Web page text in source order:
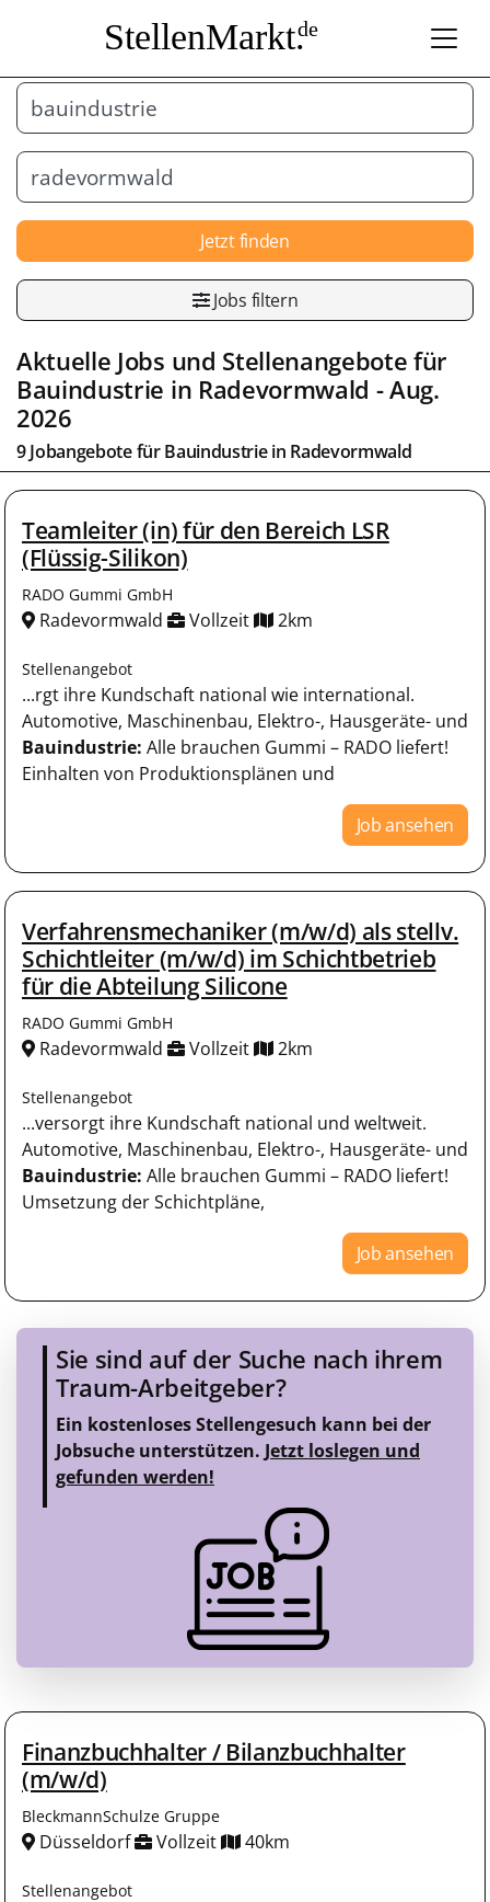
StellenMarkt.de
Jetzt finden
Jobs filtern
Aktuelle Jobs und Stellenangebote für
Bauindustrie in Radevormwald - Aug.
2026
9 Jobangebote fürBauindustriein Radevormwald
Teamleiter (in) für den Bereich LSR
(Flüssig-Silikon)
RADO Gummi GmbH
Radevormwald Vollzeit 2km
Stellenangebot
...rgt ihre Kundschaft national wie international.
Automotive, Maschinenbau, Elektro-, Hausgeräte- und
Bauindustrie: Alle brauchen Gummi – RADO liefert!
Einhalten von Produktionsplänen und
Job ansehen
Verfahrensmechaniker (m/w/d) als stellv.
Schichtleiter (m/w/d) im Schichtbetrieb
für die Abteilung Silicone
RADO Gummi GmbH
Radevormwald Vollzeit 2km
Stellenangebot
...versorgt ihre Kundschaft national und weltweit.
Automotive, Maschinenbau, Elektro-, Hausgeräte- und
Bauindustrie: Alle brauchen Gummi – RADO liefert!
Umsetzung der Schichtpläne,
Job ansehen
Sie sind auf der Suche nach ihrem
Traum-Arbeitgeber?
Ein kostenloses Stellengesuch kann bei der
Jobsuche unterstützen. Jetzt loslegen und
gefunden werden!
Finanzbuchhalter / Bilanzbuchhalter
(m/w/d)
BleckmannSchulze Gruppe
Düsseldorf Vollzeit 40km
Stellenangebot